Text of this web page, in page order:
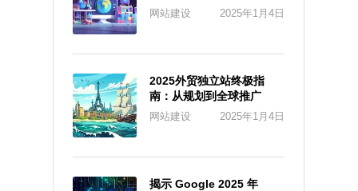
网站建设 2025年1月4日
2025外贸独立站终极指
南：从规划到全球推广
网站建设 2025年1月4日
揭示 Google 2025 年